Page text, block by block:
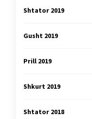
Shtator 2019
Gusht 2019
Prill 2019
Shkurt 2019
Shtator 2018